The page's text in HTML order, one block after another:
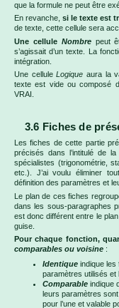
que la formule ne peut être
En revanche,si le texte est
de texte, cette cellule sera
Une cellule Nombrepeut
s’agissait d’un texte. La
intégration.
Une celluleLogique aura la
texte est vide ou composé
VRAI.
3.6 Fiches de
Les fiches de cette partie
précisés dans l’intitulé de
spécialistes (trigonométrie,
etc.). J’ai voulu éliminer
définition des paramètres et
Le plan de ces fiches
dans les sous-paragraphes
est donc différent entre le
guise.
Pour chaque fonction,
comparables ou voisine :
Identique indique les
paramètres utilisés et
Comparable indique
leurs paramètres
pour l’une et valable